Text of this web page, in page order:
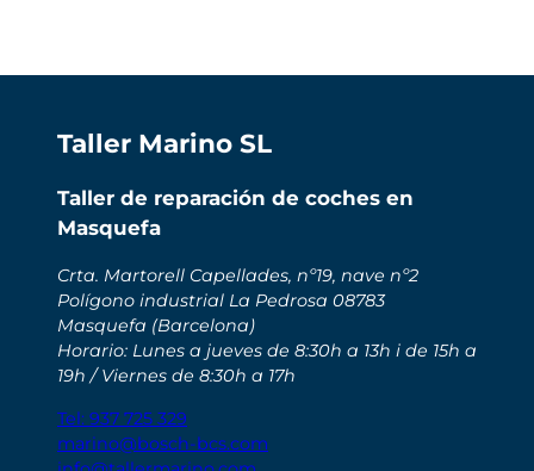
Taller Marino SL
Taller de reparación de coches en
Masquefa
Crta. Martorell Capellades, nº19, nave nº2
Polígono industrial La Pedrosa 08783
Masquefa (Barcelona)
Horario: Lunes a jueves de 8:30h a 13h i de 15h a
19h / Viernes de 8:30h a 17h
Tel: 937 725 329
marino@bosch-bcs.com